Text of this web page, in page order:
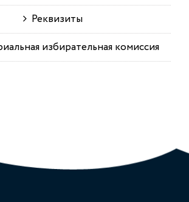
Реквизиты
избирательная комиссия